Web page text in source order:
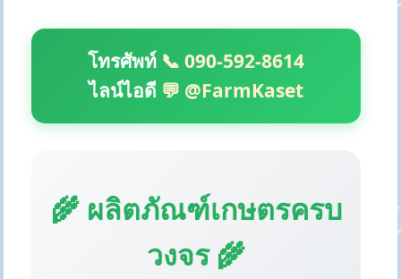
โทรศัพท์ 📞 090-592-8614
ไลน์ไอดี 💬 @FarmKaset
🌾 ผลิตภัณฑ์เกษตรครบ
วงจร 🌾